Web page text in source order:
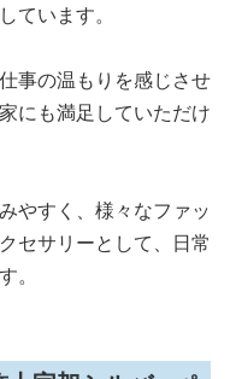
ています。
事の温もりを感じさせ
にも満足していただけ
やすく、様々なファッ
セサリーとして、日常
。